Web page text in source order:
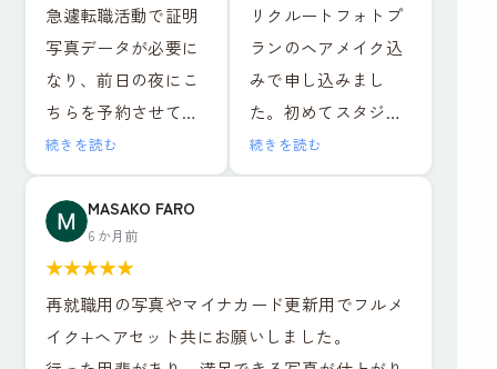
特徴がある中で、こ
ちらのお店でお世話
になりました。結果
的にとても満足しま
した。
1組ごとの撮影で落ち
着いた環境と、ヘア
メイクや撮影も担当
の方がとても丁寧な
対応でした。レタッ
チもその場で説明を
真6枚で15,979円（税
込）
ヘアメイクも撮影も
レタッチも全て大満
足でした！！
の丁寧さが全然違い
ますし、他店が
急遽転職活動で証明
写真データが必要に
なり、前日の夜にこ
ちらを予約させてい
ただきました。お二
人ともとても優しい
方でメイクも撮影も
リラックスして行え
ました。出来上がっ
た写真はそのまま社
員証に使っても問題
続きを読む
リクルートフォトプ
ランのヘアメイク込
みで申し込みまし
た。初めてスタジオ
で撮影しましたが、
スタッフの方が笑顔
むことができまし
た。ヘアメイクを実
続きを読む
MASAKO FARO
6 か月前
★★★★★
再就職用の写真やマイナカード更新用でフルメ
イク+ヘアセット共にお願いしました。